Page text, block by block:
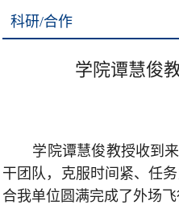
科研/合作
学院谭慧俊
学院谭慧俊教授收到
干团队，克服时间紧、任
合我单位圆满完成了外场飞